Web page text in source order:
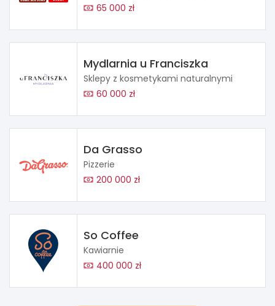
65 000 zł
Mydlarnia u Franciszka
Sklepy z kosmetykami naturalnymi
60 000 zł
Da Grasso
Pizzerie
200 000 zł
So Coffee
Kawiarnie
400 000 zł